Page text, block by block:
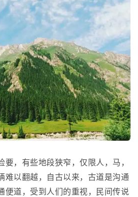
，有些地段狭窄，仅限人，马，
难以翻越，自古以来，古道是沟通
便道，受到人们的重视，民间传说